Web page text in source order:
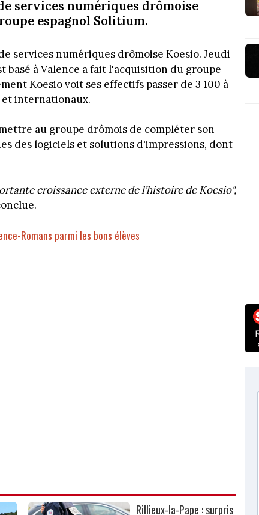
services numériques drômoise
espagnol Solitium.
services numériques drômoise Koesio. Jeudi
basé à Valence a fait l'acquisition du groupe
Koesio voit ses effectifs passer de 3 100 à
et internationaux.
au groupe drômois de compléter son
des logiciels et solutions d'impressions, dont
croissance externe de l’histoire de Koesio",
Romans parmi les bons élèves
Rillieux-la-Pape : surpris